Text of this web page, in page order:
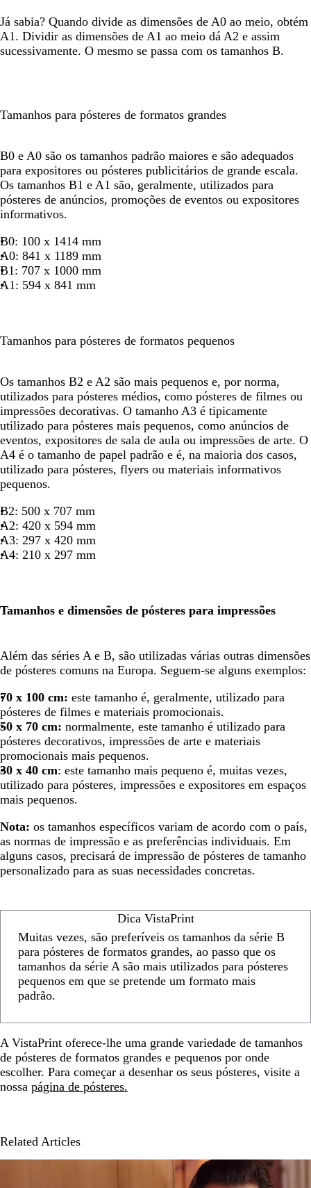
Já sabia? Quando divide as dimensões de A0 ao meio, obtém
A1. Dividir as dimensões de A1 ao meio dá A2 e assim
sucessivamente. O mesmo se passa com os tamanhos B.
Tamanhos para pósteres de formatos grandes
B0 e A0 são os tamanhos padrão maiores e são adequados
para expositores ou pósteres publicitários de grande escala.
Os tamanhos B1 e A1 são, geralmente, utilizados para
pósteres de anúncios, promoções de eventos ou expositores
informativos.
B0: 100 x 1414 mm
A0: 841 x 1189 mm
B1: 707 x 1000 mm
A1: 594 x 841 mm
Tamanhos para pósteres de formatos pequenos
Os tamanhos B2 e A2 são mais pequenos e, por norma,
utilizados para pósteres médios, como pósteres de filmes ou
impressões decorativas. O tamanho A3 é tipicamente
utilizado para pósteres mais pequenos, como anúncios de
eventos, expositores de sala de aula ou impressões de arte. O
A4 é o tamanho de papel padrão e é, na maioria dos casos,
utilizado para pósteres, flyers ou materiais informativos
pequenos.
B2: 500 x 707 mm
A2: 420 x 594 mm
A3: 297 x 420 mm
A4: 210 x 297 mm
Tamanhos e dimensões de pósteres para impressões
Além das séries A e B, são utilizadas várias outras dimensões
de pósteres comuns na Europa. Seguem-se alguns exemplos:
70 x 100 cm: este tamanho é, geralmente, utilizado para
pósteres de filmes e materiais promocionais.
50 x 70 cm: normalmente, este tamanho é utilizado para
pósteres decorativos, impressões de arte e materiais
promocionais mais pequenos.
30 x 40 cm: este tamanho mais pequeno é, muitas vezes,
utilizado para pósteres, impressões e expositores em espaços
mais pequenos.
Nota: os tamanhos específicos variam de acordo com o país,
as normas de impressão e as preferências individuais. Em
alguns casos, precisará de impressão de pósteres de tamanho
personalizado para as suas necessidades concretas.
Dica VistaPrint
Muitas vezes, são preferíveis os tamanhos da série B
para pósteres de formatos grandes, ao passo que os
tamanhos da série A são mais utilizados para pósteres
pequenos em que se pretende um formato mais
padrão.
A VistaPrint oferece-lhe uma grande variedade de tamanhos
de pósteres de formatos grandes e pequenos por onde
escolher. Para começar a desenhar os seus pósteres, visite a
nossa página de pósteres.
Related Articles